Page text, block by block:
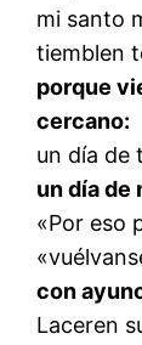
mi santo
tiemblen
porque
cercano:
un día de
un día de
«Por eso
con
Laceren